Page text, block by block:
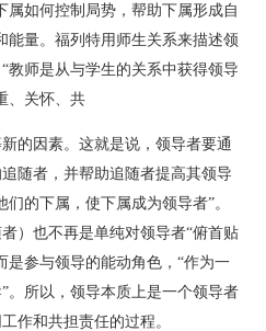
属如何控制局势，帮助下属形成自
能量。福列特用师生关系来描述领
教师是从与学生的关系中获得领导
、关怀、共
因素。这就是说，领导者要通
随者，并帮助追随者提高其领导
的下属，使下属成为领导者”。
）也不再是单纯对领导者“俯首贴
是参与领导的能动角色，“作为一
。所以，领导本质上是一个领导者
作和共担责任的过程。